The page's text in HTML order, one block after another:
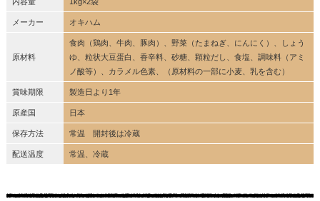
メーカー オキハム
原材料
食肉（鶏肉、牛肉、豚肉）、野菜（たまねぎ、にんにく）、しょう
ゆ、粒状大豆蛋白、香辛料、砂糖、顆粒だし、食塩、調味料（アミ
ノ酸等）、カラメル色素、（原材料の一部に小麦、乳を含む）
賞味期限 製造日より1年
原産国 日本
保存方法 常温 開封後は冷蔵
配送温度 常温、冷蔵